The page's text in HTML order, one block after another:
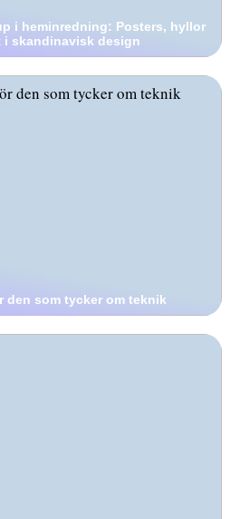
i heminredning: Posters, hyllor
skandinavisk design
den som tycker om teknik